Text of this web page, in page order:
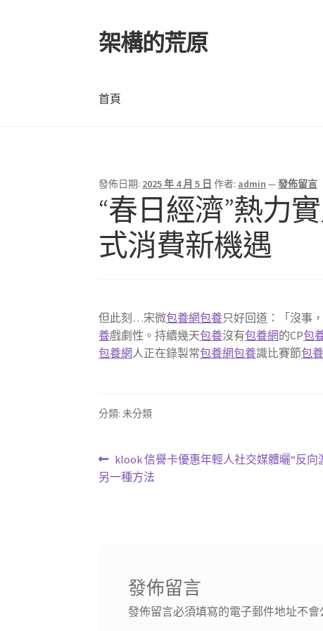
跳
至
覽
列
跳
至
要
內
架構的荒原
首頁
發佈日期: 2025 年 4 月 5 日 作者: admin —發佈留言
“春日經濟”熱力
式消費新機遇
但此刻…宋微包養網包養只好回道：「沒事
養戲劇性。持續幾天包養沒有包養網的CP包
包養網人正在錄製常包養網包養識比賽節包
分類: 未分類
文
章
上
一
klook 信譽卡優惠年輕人社交媒體曬“反
另一種方法
發佈留言
發佈留言必須填寫的電子郵件地址不會